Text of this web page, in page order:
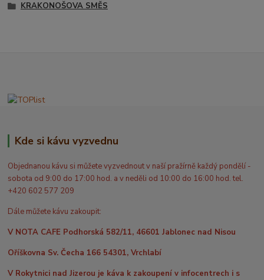
KRAKONOŠOVA SMĚS
Kde si kávu vyzvednu
Objednanou kávu si můžete vyzvednout v naší pražírně každý pondělí -
sobota od 9:00 do 17:00 hod. a v neděli od 10:00 do 16:00 hod. tel.
+420 602 577 209
Dále můžete kávu zakoupit:
V NOTA CAFE Podhorská 582/11, 46601 Jablonec nad Nisou
Oříškovna Sv. Čecha 166 54301, Vrchlabí
V Rokytnici nad Jizerou je káva k zakoupení v infocentrech i s